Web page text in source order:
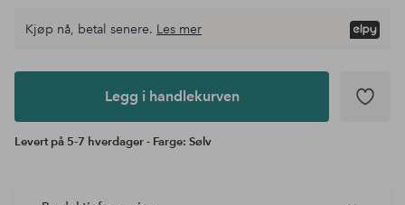
Legg i
Kjøp nå, betal senere. Les mer
Legg i handlekurven
Levert på 5-7 hverdager - Farge: Sølv